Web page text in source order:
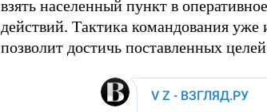
взять населенный пункт в
действий. Тактика командования
позволит достичь поставленных